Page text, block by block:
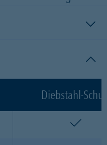
Diebstahl-